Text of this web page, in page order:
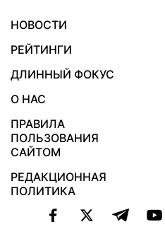
НОВОСТИ
РЕЙТИНГИ
ДЛИННЫЙ ФОКУС
О НАС
ПРАВИЛА
ПОЛЬЗОВАНИЯ
САЙТОМ
РЕДАКЦИОННАЯ
ПОЛИТИКА